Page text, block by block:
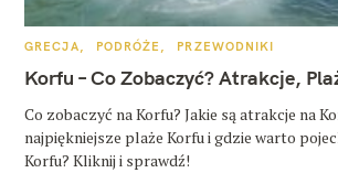
K
T
E
O
R
I
GRECJA PODRÓŻE PRZEWODNIKI
Korfu – Co Zobaczyć? Atrakcje,
Co zobaczyć na Korfu? Jakie są atrakcje na
najpiękniejsze plaże Korfu i gdzie warto
Korfu? Kliknij i sprawdź!